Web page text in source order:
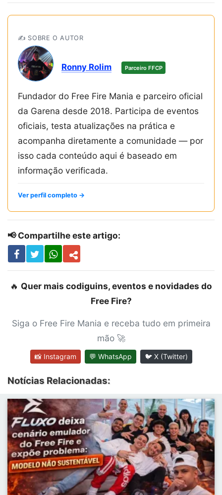
✍️ SOBRE O AUTOR
Ronny Rolim Parceiro FFCP
Fundador do Free Fire Mania e parceiro oficial
da Garena desde 2018. Participa de eventos
oficiais, testa atualizações na prática e
acompanha diretamente a comunidade — por
isso cada conteúdo aqui é baseado em
informação verificada.
Ver perfil completo →
📢 Compartilhe este artigo:
🔥 Quer mais codiguins, eventos e novidades do
Free Fire?
Siga o Free Fire Mania e receba tudo em primeira
mão 🚀
📸 Instagram 💬 WhatsApp 🐦 X (Twitter)
Notícias Relacionadas: